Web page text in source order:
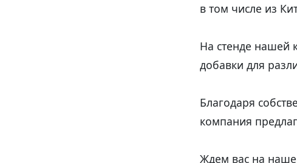
в том числе из
На стенде нашей
добавки для
Благодаря
компания
Ждем вас на